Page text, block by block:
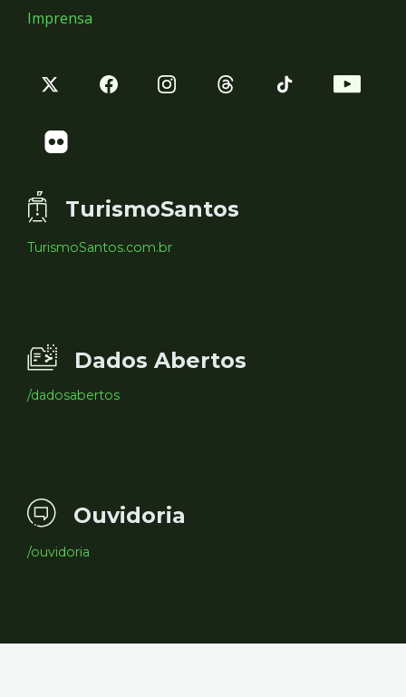
Imprensa
TurismoSantos
TurismoSantos.com.br
Dados Abertos
/dadosabertos
Ouvidoria
/ouvidoria